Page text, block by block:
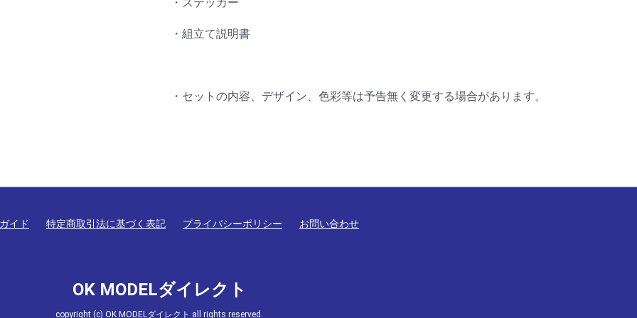
・組立て説明書
・セットの内容、デザイン、色彩等は予告無く変更する場合があります。
イド 特定商取引法に基づく表記 プライバシーポリシー お問い合わせ
OK MODELダイレクト
copyright (c) OK MODELダイレクト all rights reserved.